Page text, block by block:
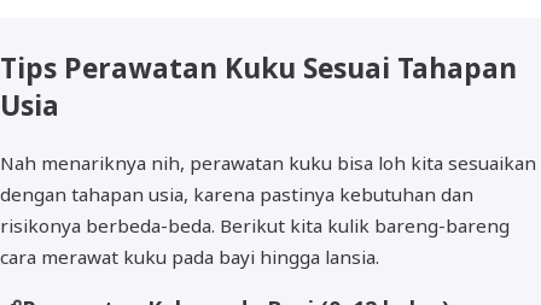
Tips Perawatan Kuku Sesuai Tahapan
Usia
Nah menariknya nih, perawatan kuku bisa loh kita sesuaikan
dengan tahapan usia, karena pastinya kebutuhan dan
risikonya berbeda-beda. Berikut kita kulik bareng-bareng
cara merawat kuku pada bayi hingga lansia.